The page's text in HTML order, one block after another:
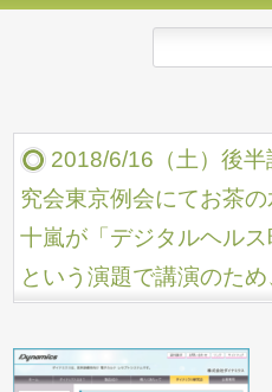
2018/6/16（土）後
究会東京例会にてお茶
十嵐が「デジタルヘルス
という演題で講演のため